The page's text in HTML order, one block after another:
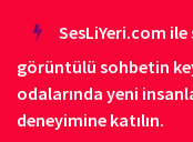
SesLiYeri.com
görüntülü sohbetin
odalarında yeni
deneyimine katılın.